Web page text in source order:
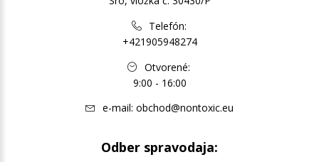
Telefón:
+421905948274
Otvorené:
9:00 - 16:00
e-mail: obchod@nontoxic.eu
Odber spravodaja: